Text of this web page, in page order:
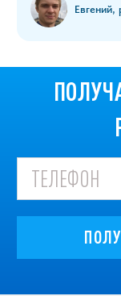
Евгений,